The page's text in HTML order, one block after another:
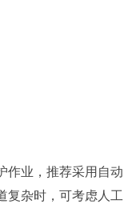
作业，推荐采用自动
复杂时，可考虑人工